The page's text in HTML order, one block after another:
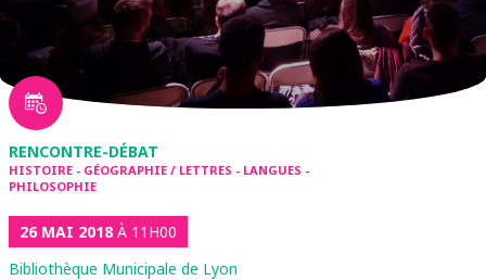
RENCONTRE-DÉBAT
HISTOIRE - GÉOGRAPHIE / LETTRES - LANGUES -
PHILOSOPHIE
26 MAI 2018À 11H00
Bibliothèque Municipale de Lyon